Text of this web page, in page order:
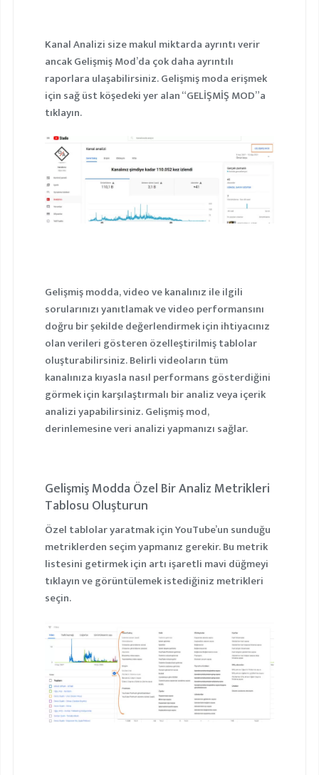
Kanal Analizi size makul miktarda ayrıntı verir
ancak Gelişmiş Mod’da çok daha ayrıntılı
raporlara ulaşabilirsiniz. Gelişmiş moda erişmek
için sağ üst köşedeki yer alan “GELİŞMİŞ MOD”a
tıklayın.
Gelişmiş modda, video ve kanalınız ile ilgili
sorularınızı yanıtlamak ve video performansını
doğru bir şekilde değerlendirmek için ihtiyacınız
olan verileri gösteren özelleştirilmiş tablolar
oluşturabilirsiniz. Belirli videoların tüm
kanalınıza kıyasla nasıl performans gösterdiğini
görmek için karşılaştırmalı bir analiz veya içerik
analizi yapabilirsiniz. Gelişmiş mod,
derinlemesine veri analizi yapmanızı sağlar.
Gelişmiş Modda Özel Bir Analiz Metrikleri
Tablosu Oluşturun
Özel tablolar yaratmak için YouTube’un sunduğu
metriklerden seçim yapmanız gerekir. Bu metrik
listesini getirmek için artı işaretli mavi düğmeyi
tıklayın ve görüntülemek istediğiniz metrikleri
seçin.